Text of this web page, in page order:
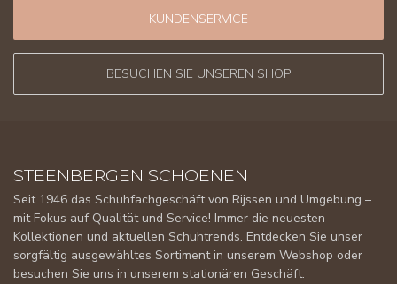
KUNDENSERVICE
BESUCHEN SIE UNSEREN SHOP
STEENBERGEN SCHOENEN
Seit 1946 das Schuhfachgeschäft von Rijssen und Umgebung –
mit Fokus auf Qualität und Service! Immer die neuesten
Kollektionen und aktuellen Schuhtrends. Entdecken Sie unser
sorgfältig ausgewähltes Sortiment in unserem Webshop oder
besuchen Sie uns in unserem stationären Geschäft.